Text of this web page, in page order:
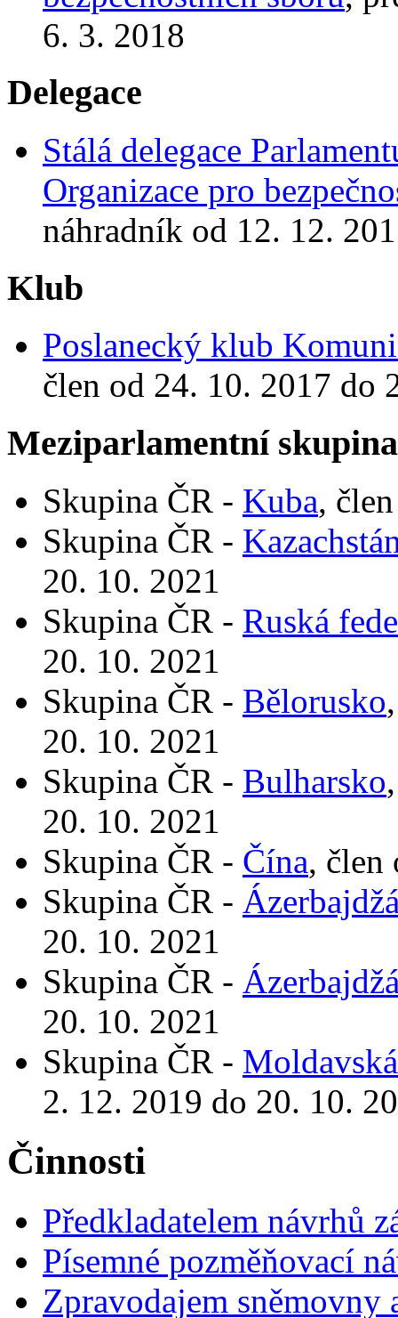
6. 3. 2018
Delegace
Stálá delegace
Organizace pro
náhradník od 12. 12.
Klub
Poslanecký klub
člen od 24. 10. 2017 do
Meziparlamentní
Skupina ČR - Kuba,
Skupina ČR -
20. 10. 2021
Skupina ČR - Ruská
20. 10. 2021
Skupina ČR - Bělorusko
20. 10. 2021
Skupina ČR - Bulharsko
20. 10. 2021
Skupina ČR - Čína, člen
Skupina ČR -
20. 10. 2021
Skupina ČR -
20. 10. 2021
Skupina ČR -
2. 12. 2019 do 20. 10.
Činnosti
Předkladatelem návrhů
Písemné pozměňovací
Zpravodajem